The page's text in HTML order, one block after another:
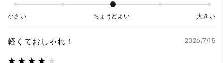
小さい ちょうどよい 大きい
軽くておしゃれ！ 2026/7/15